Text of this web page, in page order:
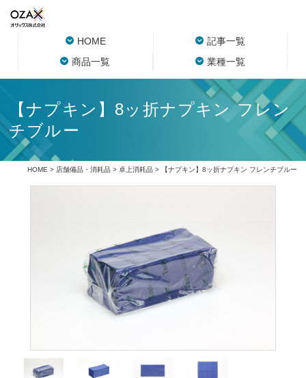
HOME
記事一覧
商品一覧
業種一覧
【ナプキン】8ッ折ナプキン フレン
チブルー
HOME > 店舗備品・消耗品> 卓上消耗品> 【ナプキン】8ッ折ナプキン フレンチブルー